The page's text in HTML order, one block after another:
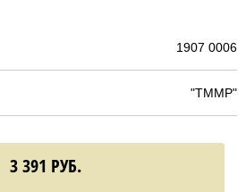
1907 0006
"TMMP"
3 391 РУБ.